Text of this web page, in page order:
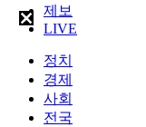
제보
LIVE
정치
경제
사회
전국